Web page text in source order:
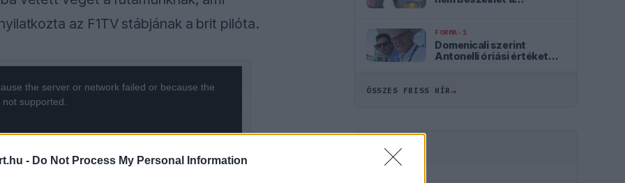
- Do Not Process My Personal Information
az F1TV stábjának a brit pilóta.
the server or network failed or because the
supported.
FORMA-1
Domenicali szerint
Antonelli óriási értéket
ÖSSZES FRISS HÍR→
HIRDETÉS